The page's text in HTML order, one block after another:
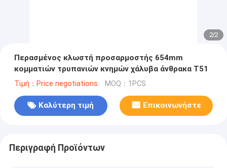
2/2
Περασμένος κλωστή προσαρμοστής 654mm
κομματιών τρυπανιών κνημών χάλυβα άνθρακα T51
Τιμή：Price negotiations MOQ：1PCS
Καλύτερη τιμή Επικοινωνήστε
Περιγραφή Προϊόντων